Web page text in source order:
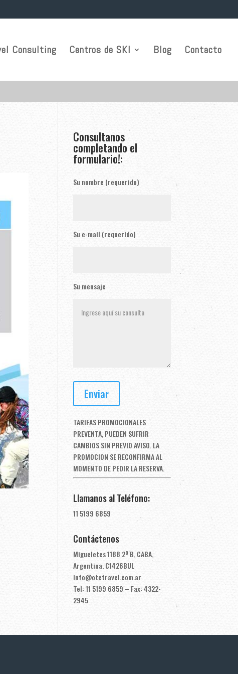
Consulting Centros de SKI Blog Contacto
Consultanos
completando el
formulario!:
Su nombre (requerido)
Su e-mail (requerido)
Su mensaje
TARIFAS PROMOCIONALES
PREVENTA, PUEDEN SUFRIR
CAMBIOS SIN PREVIO AVISO. LA
PROMOCION SE RECONFIRMA AL
MOMENTO DE PEDIR LA RESERVA.
Llamanos al Teléfono:
11 5199 6859
Contáctenos
Migueletes 1188 2º B, CABA,
Argentina. C1426BUL
info@otetravel.com.ar
Tel: 11 5199 6859 – Fax: 4322-
2945